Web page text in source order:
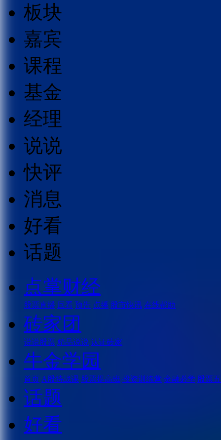
板块
嘉宾
课程
基金
经理
说说
快评
消息
好看
话题
点掌财经
股票直播 回看 预告 点播 股市快讯 在线帮助
砖家团
说说股票 精品说说 认证砖家
牛金学园
首页 A股特战课 股票提高班 投资训练营 金融必学 股票
话题
好看